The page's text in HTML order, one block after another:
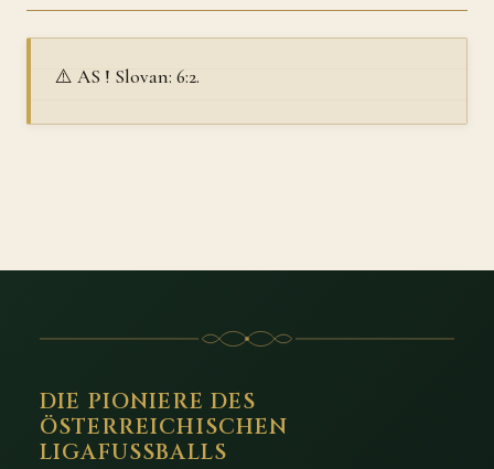
⚠️ AS ! Slovan: 6:2.
DIE PIONIERE DES
ÖSTERREICHISCHEN
LIGAFUSSBALLS